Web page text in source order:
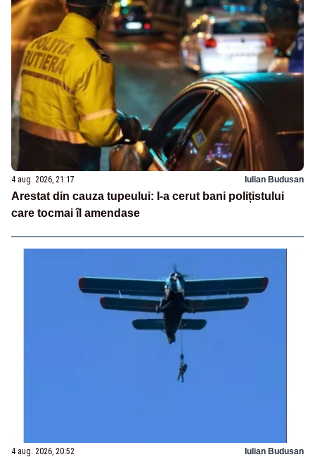
4 aug. 2026, 21:17 Iulian Budusan
Arestat din cauza tupeului: I-a cerut bani polițistului
care tocmai îl amendase
4 aug. 2026, 20:52 Iulian Budusan